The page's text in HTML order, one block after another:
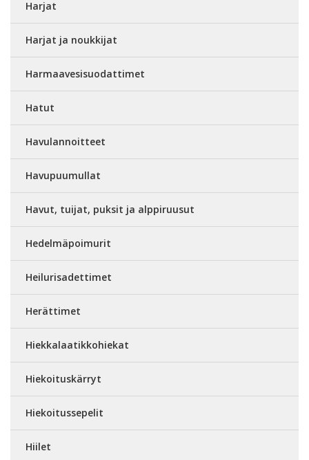
Harjat
Harjat ja noukkijat
Harmaavesisuodattimet
Hatut
Havulannoitteet
Havupuumullat
Havut, tuijat, puksit ja alppiruusut
Hedelmäpoimurit
Heilurisadettimet
Herättimet
Hiekkalaatikkohiekat
Hiekoituskärryt
Hiekoitussepelit
Hiilet